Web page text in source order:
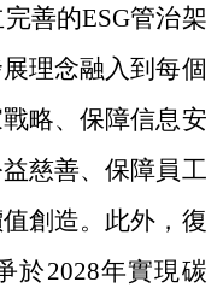
善的ESG管治架
理念融入到每個
略、保障信息安
慈善、保障員工
創造。此外，復
2028年實現碳